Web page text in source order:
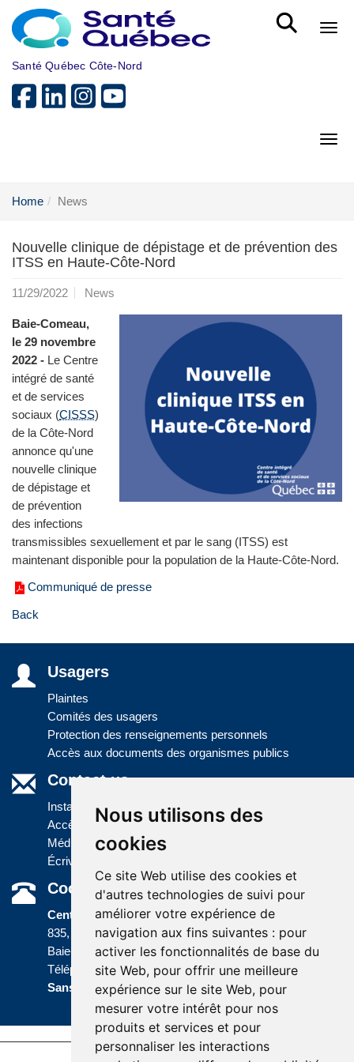
Nous utilisons des
cookies
Ce site Web utilise des cookies et
d'autres technologies de suivi pour
améliorer votre expérience de
navigation aux fins suivantes : pour
activer les fonctionnalités de base du
site Web, pour offrir une meilleure
expérience sur le site Web, pour
mesurer votre intérêt pour nos
produits et services et pour
personnaliser les interactions
Skip to main content
Santé Québec Côte-Nord
Home News
Nouvelle clinique de dépistage et de prévention des
ITSS en Haute-Côte-Nord
11/29/2022 News
Baie-Comeau,
le 29 novembre
2022 - Le Centre
intégré de santé
et de services
sociaux (CISSS)
de la Côte-Nord
annonce qu'une
nouvelle clinique
de dépistage et
de prévention
des infections
transmissibles sexuellement et par le sang (ITSS) est
maintenant disponible pour la population de la Haute-Côte-Nord.
Communiqué de presse
Back
Usagers
Plaintes
Comités des usagers
Protection des renseignements personnels
Accès aux documents des organismes publics
Contact us
Installations
Accès à l'information
Médias
Écrivez-nous
Coordonnées
Centre administratif
835, boulevard Jolliet
Baie-Comeau (Québec) G5C 1P5
Téléphone :418 589-9845 ou
Sans frais : 1 800 463-5142